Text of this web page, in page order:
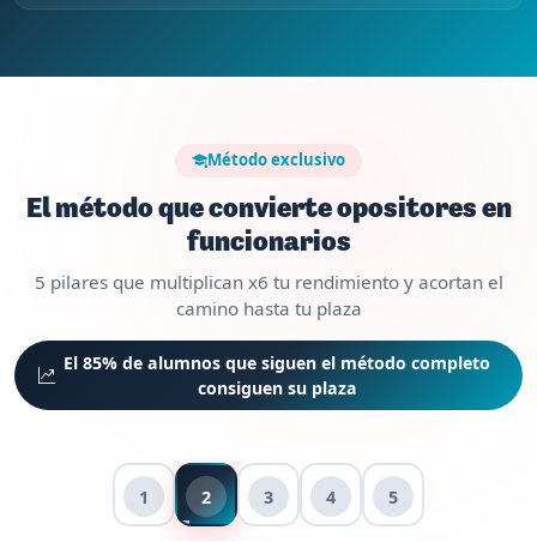
Método exclusivo
El método que convierte opositores en
funcionarios
5 pilares que multiplican x6 tu rendimiento y acortan el
camino hasta tu plaza
El 85% de alumnos que siguen el método completo
consiguen su plaza
1 2 3 4 5